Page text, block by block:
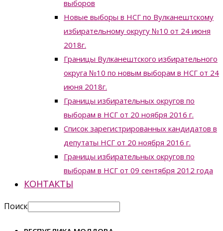
выборов
Новые выборы в НСГ по Вулканештскому
избирательному округу №10 от 24 июня
2018г.
Границы Вулканештского избирательного
округа №10 по новым выборам в НСГ от 24
июня 2018г.
Границы избирательных округов по
выборам в НСГ от 20 ноября 2016 г.
Список зарегистрированных кандидатов в
депутаты НСГ от 20 ноября 2016 г.
Границы избирательных округов по
выборам в НСГ от 09 сентября 2012 года
КОНТАКТЫ
Поиск